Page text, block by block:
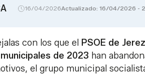
16/04/2026Actualizado: 16/04/2026 -
con los que el PSOE de Jerez
de 2023 han
el grupo municipal